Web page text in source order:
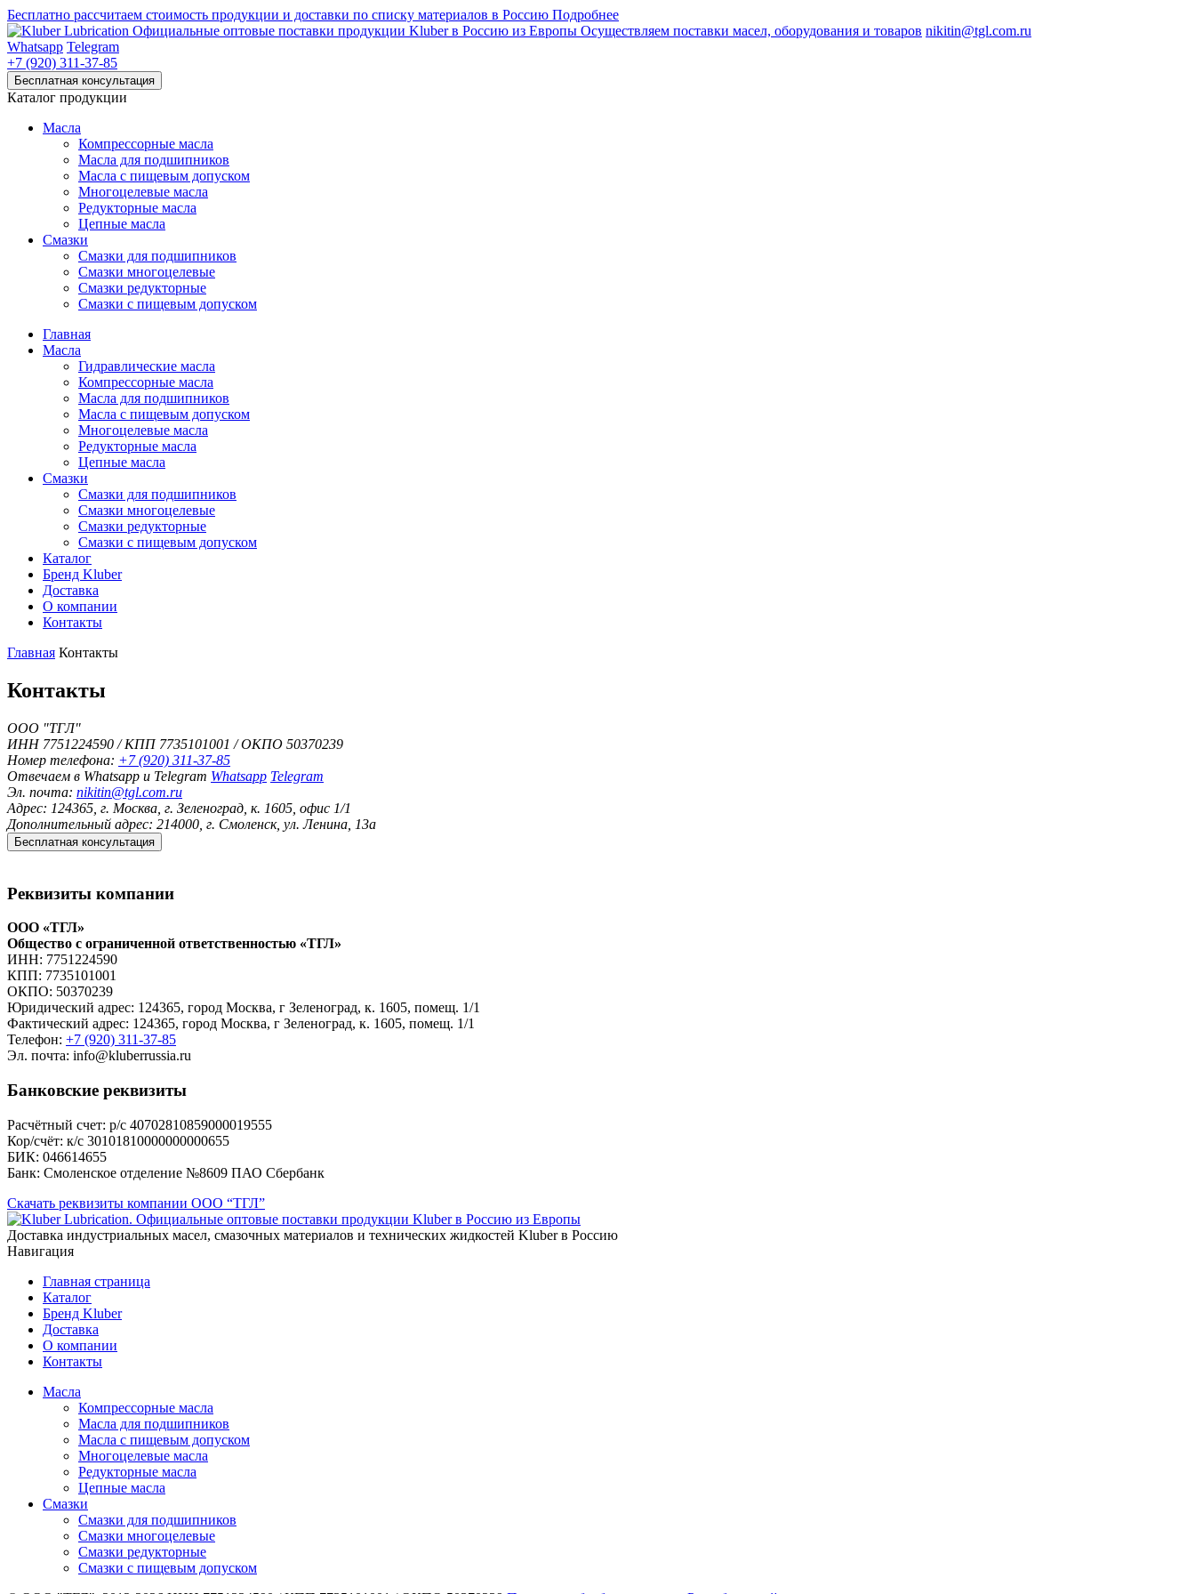
Бесплатно рассчитаем стоимость продукции и доставки по списку материалов в Россию Подробнее
Официальные оптовые поставки продукции Kluber в Россию из Европы Осуществляем поставки масел, оборудования и товаров nikitin@tgl.com.ru
Whatsapp Telegram
+7 (920) 311-37-85
Каталог продукции
Масла
Компрессорные масла
Масла для подшипников
Масла с пищевым допуском
Многоцелевые масла
Редукторные масла
Цепные масла
Смазки
Смазки для подшипников
Смазки многоцелевые
Смазки редукторные
Смазки с пищевым допуском
Главная
Масла
Гидравлические масла
Компрессорные масла
Масла для подшипников
Масла с пищевым допуском
Многоцелевые масла
Редукторные масла
Цепные масла
Смазки
Смазки для подшипников
Смазки многоцелевые
Смазки редукторные
Смазки с пищевым допуском
Каталог
Бренд Kluber
Доставка
О компании
Контакты
Главная Контакты
Контакты
ООО "ТГЛ"
ИНН 7751224590 / КПП 7735101001 / ОКПО 50370239
Номер телефона: +7 (920) 311-37-85
Отвечаем в Whatsapp и Telegram Whatsapp Telegram
Эл. почта: nikitin@tgl.com.ru
Адрес: 124365, г. Москва, г. Зеленоград, к. 1605, офис 1/1
Дополнительный адрес: 214000, г. Смоленск, ул. Ленина, 13а
Реквизиты компании
ООО «ТГЛ»
Общество с ограниченной ответственностью «ТГЛ»
ИНН: 7751224590
КПП: 7735101001
ОКПО: 50370239
Юридический адрес: 124365, город Москва, г Зеленоград, к. 1605, помещ. 1/1
Фактический адрес: 124365, город Москва, г Зеленоград, к. 1605, помещ. 1/1
Телефон: +7 (920) 311-37-85
Эл. почта: info@kluberrussia.ru
Банковские реквизиты
Расчётный счет: р/c 40702810859000019555
Кор/счёт: к/c 30101810000000000655
БИК: 046614655
Банк: Смоленское отделение №8609 ПАО Сбербанк
Скачать реквизиты компании ООО “ТГЛ”
Доставка индустриальных масел, смазочных материалов и технических жидкостей Kluber в Россию
Навигация
Главная страница
Каталог
Бренд Kluber
Доставка
О компании
Контакты
Масла
Компрессорные масла
Масла для подшипников
Масла с пищевым допуском
Многоцелевые масла
Редукторные масла
Цепные масла
Смазки
Смазки для подшипников
Смазки многоцелевые
Смазки редукторные
Смазки с пищевым допуском